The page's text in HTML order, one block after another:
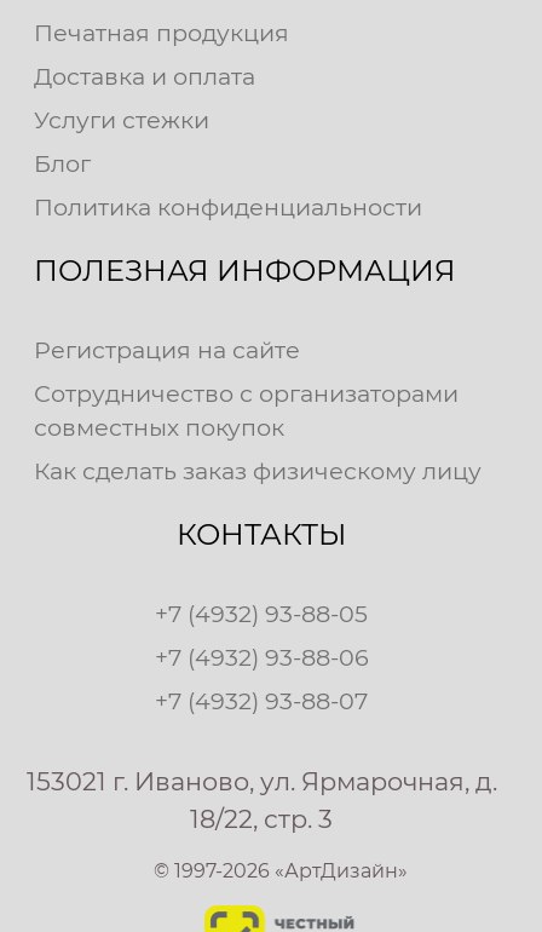
Печатная продукция
Доставка и оплата
Услуги стежки
Блог
Политика конфиденциальности
ПОЛЕЗНАЯ ИНФОРМАЦИЯ
Регистрация на сайте
Сотрудничество с организаторами
совместных покупок
Как сделать заказ физическому лицу
КОНТАКТЫ
+7 (4932) 93-88-05
+7 (4932) 93-88-06
+7 (4932) 93-88-07
153021 г. Иваново, ул. Ярмарочная, д.
18/22, стр. 3
© 1997-2026 «АртДизайн»